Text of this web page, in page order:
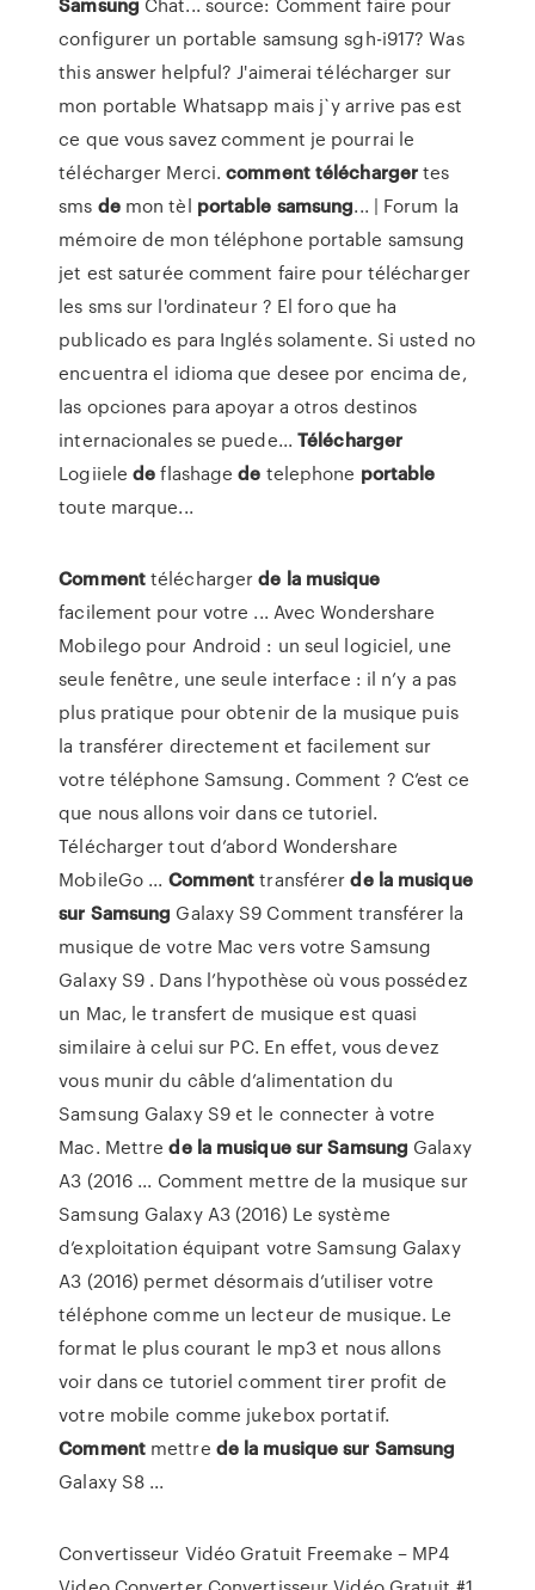
configurer un portable samsung sgh-i917? Was
this answer helpful? J'aimerai télécharger sur
mon portable Whatsapp mais j`y arrive pas est
ce que vous savez comment je pourrai le
télécharger Merci.commenttéléchargertes
sms demon tèl portable samsung... | Forum la
mémoire de mon téléphone portable samsung
jet est saturée comment faire pour télécharger
les sms sur l'ordinateur ? El foro que ha
publicado es para Inglés solamente. Si usted no
encuentra el idioma que desee por encima de,
las opciones para apoyar a otros destinos
internacionales se puede...Télécharger
Logiieledeflashagede telephone portable
toute marque...
Commenttéléchargerde la musique
facilement pour votre ... Avec Wondershare
Mobilego pour Android : un seul logiciel, une
seule fenêtre, une seule interface : il n’y a pas
plus pratique pour obtenir de la musique puis
la transférer directement et facilement sur
votre téléphone Samsung. Comment ? C’est ce
que nous allons voir dans ce tutoriel.
Télécharger tout d’abord Wondershare
MobileGo ... Commenttransférerde la musique
sur Samsung Galaxy S9 Comment transférer la
musique de votre Mac vers votre Samsung
Galaxy S9 . Dans l’hypothèse où vous possédez
un Mac, le transfert de musique est quasi
similaire à celui sur PC. En effet, vous devez
vous munir du câble d’alimentation du
Samsung Galaxy S9 et le connecter à votre
Mac. Mettrede la musique sur Samsung Galaxy
A3 (2016 ... Comment mettre de la musique sur
Samsung Galaxy A3 (2016) Le système
d’exploitation équipant votre Samsung Galaxy
A3 (2016) permet désormais d’utiliser votre
téléphone comme un lecteur de musique. Le
format le plus courant le mp3 et nous allons
voir dans ce tutoriel comment tirer profit de
votre mobile comme jukebox portatif.
Commentmettre de la musique sur Samsung
Galaxy S8 ...
Convertisseur Vidéo Gratuit Freemake – MP4